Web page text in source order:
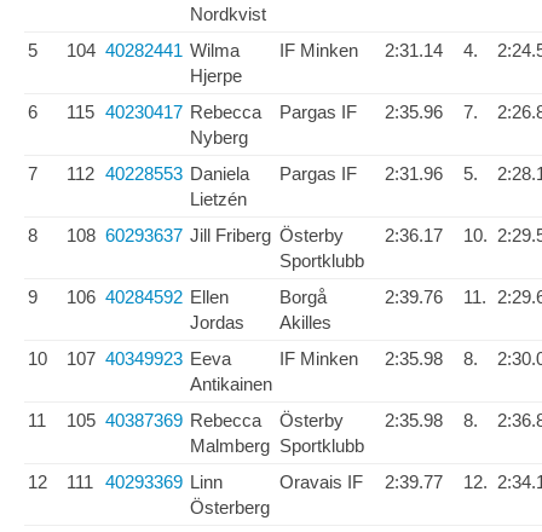
Nordkvist
5
104 40282441 Wilma
Hjerpe
IF Minken 2:31.14 4.
6 115 40230417 Rebecca
Nyberg
Pargas IF 2:35.96 7.
7 112 40228553 Daniela
Lietzén
Pargas IF 2:31.96 5.
8 108 60293637 Jill Friberg Österby
Sportklubb
2:36.17 10.
9 106 40284592 Ellen
Jordas
Borgå
Akilles
2:39.76 11.
10 107 40349923 Eeva
Antikainen
IF Minken 2:35.98 8.
11 105 40387369 Rebecca
Malmberg
Österby
Sportklubb
2:35.98 8.
12 111 40293369 Linn
Österberg
Oravais IF 2:39.77 12.